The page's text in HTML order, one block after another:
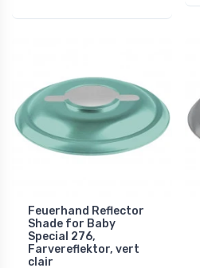
Feuerhand Reflector
Shade for Baby
Special 276,
Farvereflektor, vert
clair